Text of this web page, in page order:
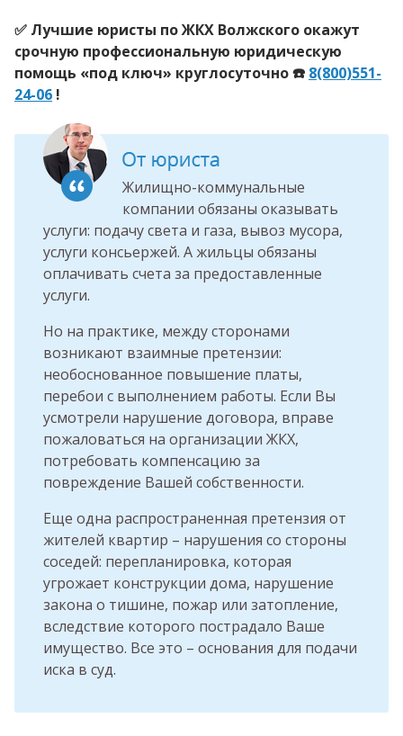
✅ Лучшие юристы по ЖКХ Волжского окажут
срочную профессиональную юридическую
помощь «под ключ» круглосуточно ☎️ 8(800)551-
24-06 !
Жилищно-коммунальные
компании обязаны оказывать
услуги: подачу света и газа, вывоз мусора,
услуги консьержей. А жильцы обязаны
оплачивать счета за предоставленные
услуги.
Но на практике, между сторонами
возникают взаимные претензии:
необоснованное повышение платы,
перебои с выполнением работы. Если Вы
усмотрели нарушение договора, вправе
пожаловаться на организации ЖКХ,
потребовать компенсацию за
повреждение Вашей собственности.
Еще одна распространенная претензия от
жителей квартир – нарушения со стороны
соседей: перепланировка, которая
угрожает конструкции дома, нарушение
закона о тишине, пожар или затопление,
вследствие которого пострадало Ваше
имущество. Все это – основания для подачи
иска в суд.